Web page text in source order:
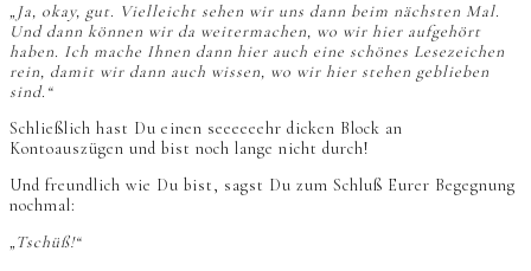
„Ja, okay, gut. Vielleicht sehen wir uns dann beim nächsten Mal.
Und dann können wir da weitermachen, wo wir hier aufgehört
haben. Ich mache Ihnen dann hier auch eine schönes Lesezeichen
rein, damit wir dann auch wissen, wo wir hier stehen geblieben
sind.“
Schließlich hast Du einen seeeeeehr dicken Block an
Kontoauszügen und bist noch lange nicht durch!
Und freundlich wie Du bist, sagst Du zum Schluß Eurer Begegnung
nochmal:
„Tschüß!“